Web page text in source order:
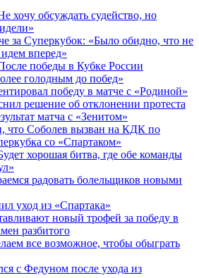
хочу обсуждать судейство, но
за Суперкубок: «Было обидно, что не
вперед»
победы в Кубке России
голодным до побед»
победу в матче с «Родиной»
решение об отклонении протеста
матча с «Зенитом»
Соболев вызван на КДК по
со «Спартаком»
хорошая битва, где обе команды
радовать болельщиков новыми
уход из «Спартака»
новый трофей за победу в
разбитого
все возможное, чтобы обыграть
с Федуном после ухода из